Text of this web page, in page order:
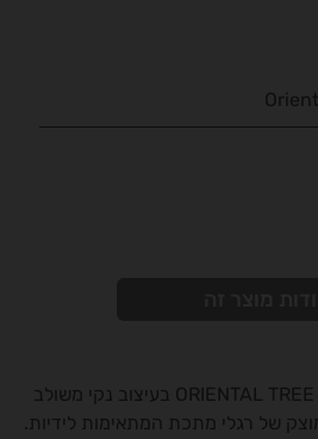
ארון בגדים צר מקולקציית ORIENTAL TREE בעיצוב נקי משולב
של רגלי מתכת המתאימות לידיות.